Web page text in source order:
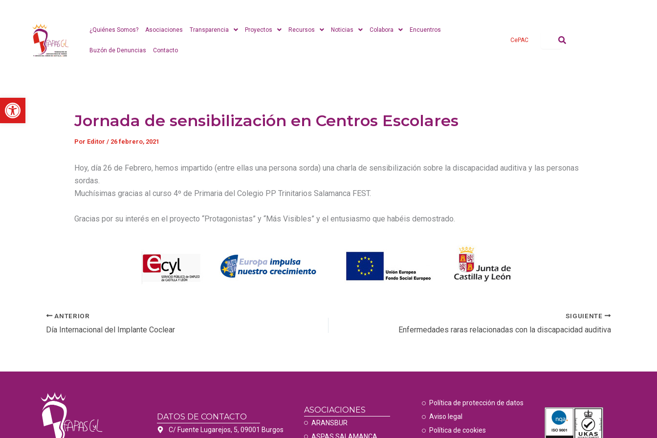
Abrir barra de herramientas
contenido
¿Quiénes Somos? Asociaciones Transparencia Proyectos Recursos Noticias Colabora Encuentros
Buzón de Denuncias Contacto
CePAC
Jornada de sensibilización en Centros Escolares
Por Editor / 26 febrero, 2021
Hoy, día 26 de Febrero, hemos impartido (entre ellas una persona sorda) una charla de sensibilización sobre la discapacidad auditiva y las personas
sordas.
Muchísimas gracias al curso 4º de Primaria del Colegio PP Trinitarios Salamanca FEST.
Gracias por su interés en el proyecto “Protagonistas” y “Más Visibles” y el entusiasmo que habéis demostrado.
ANTERIOR
Día Internacional del Implante Coclear
SIGUIENTE
Enfermedades raras relacionadas con la discapacidad auditiva
DATOS DE CONTACTO
C/ Fuente Lugarejos, 5, 09001 Burgos
ASOCIACIONES
ARANSBUR
ASPAS SALAMANCA
Política de protección de datos
Aviso legal
Política de cookies